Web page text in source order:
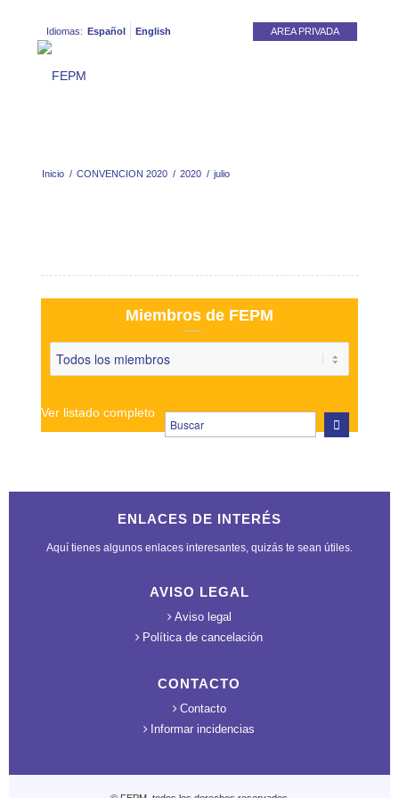
AREA PRIVADA
Idiomas: Español English
Inicio / CONVENCION 2020 / 2020 / julio
Miembros de FEPM
Ver listado completo
ENLACES DE INTERÉS
Aquí tienes algunos enlaces interesantes, quizás te sean útiles.
AVISO LEGAL
Aviso legal
Política de cancelación
CONTACTO
Contacto
Informar incidencias